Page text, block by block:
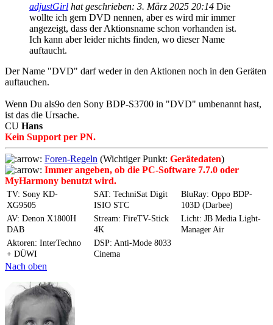
adjustGirl hat geschrieben: 3. März 2025 20:14 Die
wollte ich gern DVD nennen, aber es wird mir immer
angezeigt, dass der Aktionsname schon vorhanden ist.
Ich kann aber leider nichts finden, wo dieser Name
auftaucht.
Der Name "DVD" darf weder in den Aktionen noch in den Geräten
auftauchen.
Wenn Du als9o den Sony BDP-S3700 in "DVD" umbenannt hast,
ist das die Ursache.
CU Hans
Kein Support per PN.
Foren-Regeln (Wichtiger Punkt: Gerätedaten)
Immer angeben, ob die PC-Software 7.7.0 oder
MyHarmony benutzt wird.
TV: Sony KD-
XG9505
SAT: TechniSat Digit
ISIO STC
BluRay: Oppo BDP-
103D (Darbee)
AV: Denon X1800H
DAB
Stream: FireTV-Stick
4K
Licht: JB Media Light-
Manager Air
Aktoren: InterTechno
+ DÜWI
DSP: Anti-Mode 8033
Cinema
Nach oben